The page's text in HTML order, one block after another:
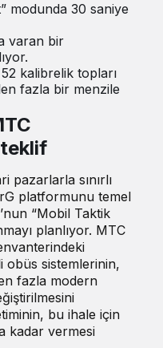
modunda 30 saniye
varan bir
kalibrelik topları
fazla bir menzile
teklif
pazarlarla sınırlı
platformunu temel
“Mobil Taktik
planlıyor. MTC
obüs sistemlerinin,
fazla modern
bu ihale için
kadar vermesi